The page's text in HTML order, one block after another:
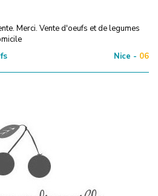
Merci. Vente d'oeufs et de legumes
Nice - 06